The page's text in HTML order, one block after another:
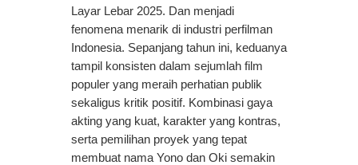
Layar Lebar 2025. Dan menjadi
fenomena menarik di industri perfilman
Indonesia. Sepanjang tahun ini, keduanya
tampil konsisten dalam sejumlah film
populer yang meraih perhatian publik
sekaligus kritik positif. Kombinasi gaya
akting yang kuat, karakter yang kontras,
serta pemilihan proyek yang tepat
membuat nama Yono dan Oki semakin